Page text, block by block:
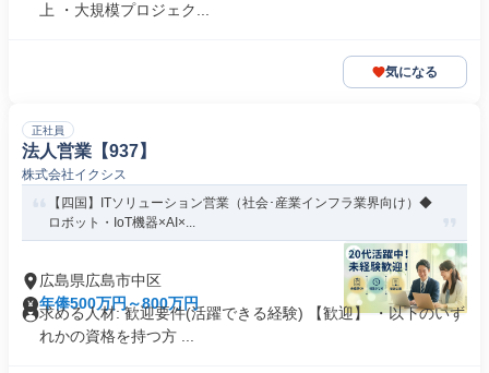
上 ・大規模プロジェク...
気になる
正社員
法人営業【937】
株式会社イクシス
【四国】ITソリューション営業（社会･産業インフラ業界向け）◆
ロボット・IoT機器×AI×...
広島県広島市中区
年俸500万円～800万円
求める人材: 歓迎要件(活躍できる経験) 【歓迎】 ・以下のいず
れかの資格を持つ方 ...